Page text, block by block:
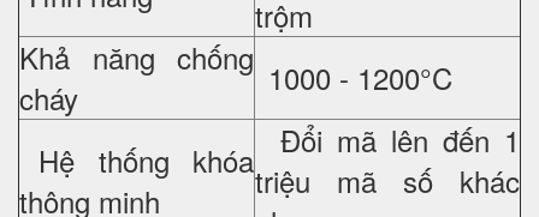
trộm
Khả năng chống
cháy
1000 - 1200°C
Hệ thống khóa
thông minh
Đổi mã lên đến 1
triệu mã số khác